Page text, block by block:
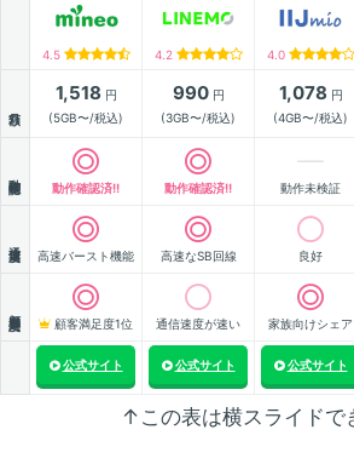
4.5 4.2 4.0
1,518 円
(5GB〜/税込)
990円
(3GB〜/税込)
1,078 円
(4GB〜/税込)
動作確認済!! 動作確認済!! 動作未検証
高速バースト機能 高速なSB回線 良好
顧客満足度1位 通信速度が速い 家族向けシェア
公式サイト 公式サイト 公式サイト
↑この表は横スライドで